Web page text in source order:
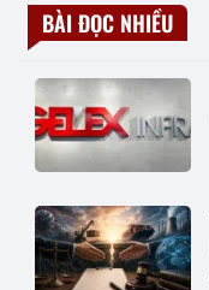
BÀI ĐỌC NHIỀU